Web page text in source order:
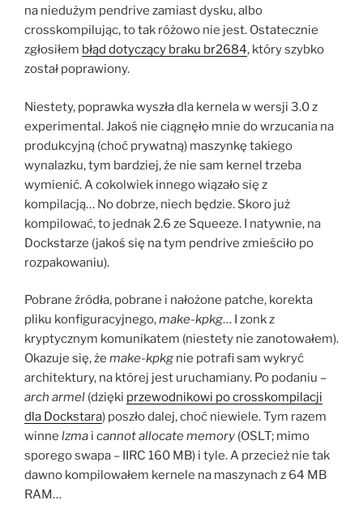
na niedużym pendrive zamiast dysku, albo
crosskompilując, to tak różowo nie jest. Ostatecznie
zgłosiłem błąd dotyczący braku br2684, który szybko
został poprawiony.
Niestety, poprawka wyszła dla kernela w wersji 3.0 z
experimental. Jakoś nie ciągnęło mnie do wrzucania na
produkcyjną (choć prywatną) maszynkę takiego
wynalazku, tym bardziej, że nie sam kernel trzeba
wymienić. A cokolwiek innego wiązało się z
kompilacją… No dobrze, niech będzie. Skoro już
kompilować, to jednak 2.6 ze Squeeze. I natywnie, na
Dockstarze (jakoś się na tym pendrive zmieściło po
rozpakowaniu).
Pobrane źródła, pobrane i nałożone patche, korekta
pliku konfiguracyjnego,make-kpkg… I zonk z
kryptycznym komunikatem (niestety nie zanotowałem).
Okazuje się, że make-kpkg nie potrafi sam wykryć
architektury, na której jest uruchamiany. Po podaniu –
arch armel (dzięki przewodnikowi po crosskompilacji
dla Dockstara) poszło dalej, choć niewiele. Tym razem
winne lzma i cannot allocate memory (OSLT; mimo
sporego swapa – IIRC 160 MB) i tyle. A przecież nie tak
dawno kompilowałem kernele na maszynach z 64 MB
RAM…